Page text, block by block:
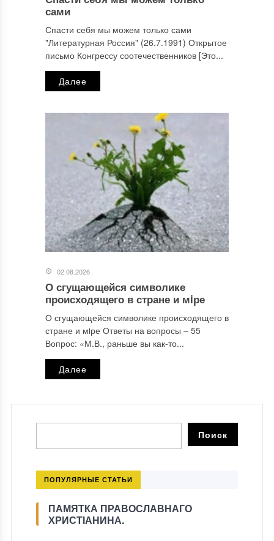
сами
Спасти себя мы можем только сами
"Литературная Россия" (26.7.1991) Открытое
письмо Конгрессу соотечественников [Это...
Далее
02.08.2026
О сгущающейся символике
происходящего в стране и мiре
О сгущающейся символике происходящего в
стране и мiре Ответы на вопросы ‒ 55
Вопрос: «М.В., раньше вы как-то...
Далее
ПОПУЛЯРНЫЕ СТАТЬИ
ПАМЯТКА ПРАВОСЛАВНАГО
ХРИСТІАНИНА.